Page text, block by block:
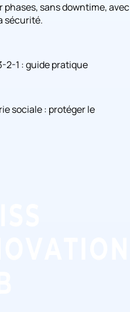
phases, sans downtime, avec
sécurité.
2-1 : guide pratique
sociale : protéger le